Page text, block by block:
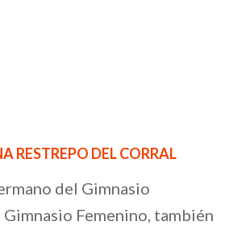
RESTREPO DEL CORRAL
del Gimnasio
Femenino, también